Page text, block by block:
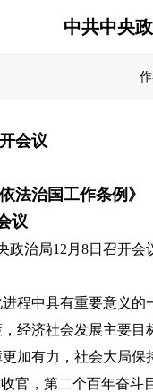
中共中央
会议
法治国工作条例》
议
治局12月8日召开会
程中具有重要意义
经济社会发展主要
加有力，社会大局
官，第二个百年奋斗